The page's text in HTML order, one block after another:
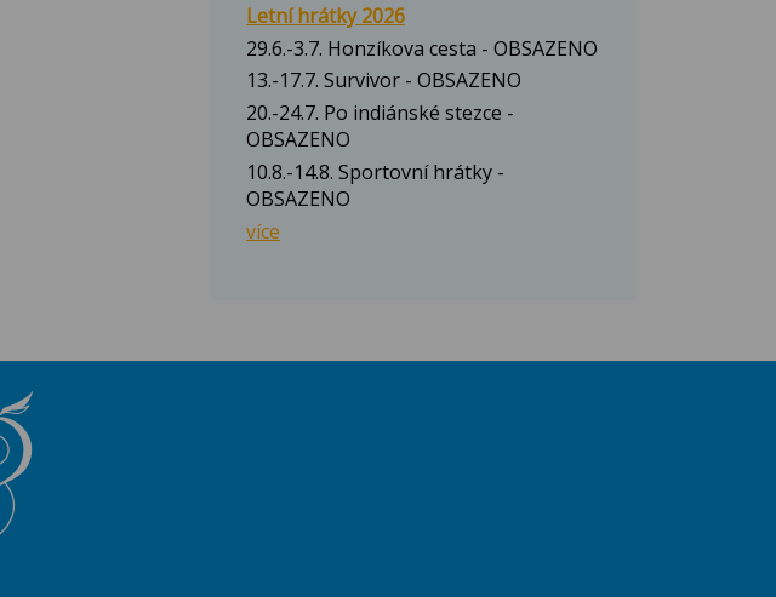
Letní hrátky 2026
29.6.-3.7. Honzíkova cesta - OBSAZENO
13.-17.7. Survivor - OBSAZENO
20.-24.7. Po indiánské stezce -
OBSAZENO
10.8.-14.8. Sportovní hrátky -
OBSAZENO
více